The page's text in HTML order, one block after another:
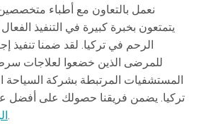
يتمتعون بخبرة كبيرة في التنفيذ
الرحم في تركيا. لقد ضمنا تنفيذ
للمرضى الذين خضعوا لعلاجات
المستشفيات المرتبطة بشركة السياحة
تركيا. يضمن فريقنا حصولك على أفضل
ومواصلة حياتك.